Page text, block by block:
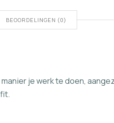
BEOORDELINGEN (0)
je werk te doen,